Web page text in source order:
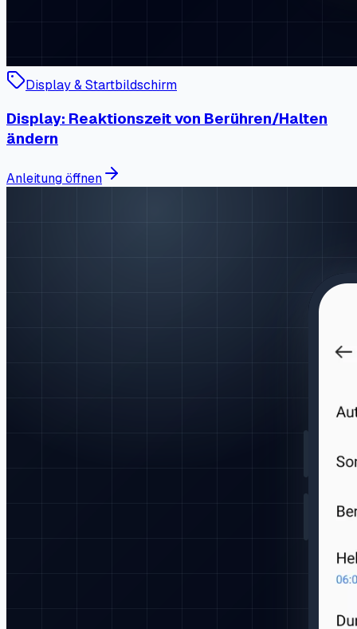
Display & Startbildschirm
Display: Reaktionszeit von Berühren/Halten
ändern
Anleitung öffnen